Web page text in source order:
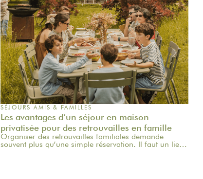
SÉJOURS AMIS & FAMILLES
Les avantages d’un séjour en maison
privatisée pour des retrouvailles en famille
Organiser des retrouvailles familiales demande
souvent plus qu’une simple réservation. Il faut un lieu